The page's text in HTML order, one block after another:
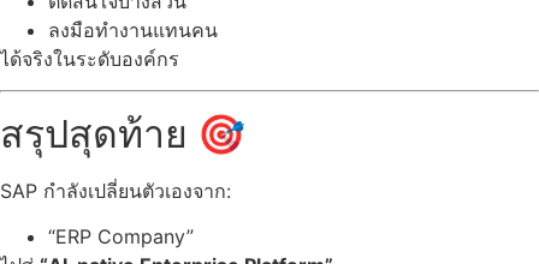
ลงมือทำงานแทนคน
ได้จริงในระดับองค์กร
สรุปสุดท้าย 🎯
SAP กำลังเปลี่ยนตัวเองจาก:
“ERP Company”